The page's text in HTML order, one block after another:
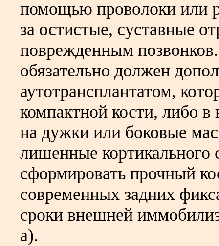
помощью проволоки или
за остистые, суставные
поврежденным
обязательно должен
аутотрансплантатом,
компактной кости, либо
на дужки или боковые
лишенные кортикального
сформировать прочный
современных задних
сроки внешней
а).